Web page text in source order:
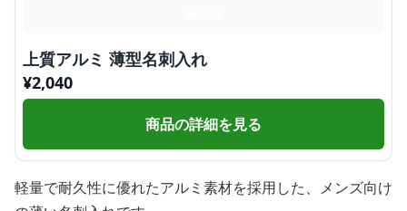
上質アルミ 薄型名刺入れ
¥2,040
商品の詳細を見る
軽量で耐久性に優れたアルミ素材を採用した、メンズ向け